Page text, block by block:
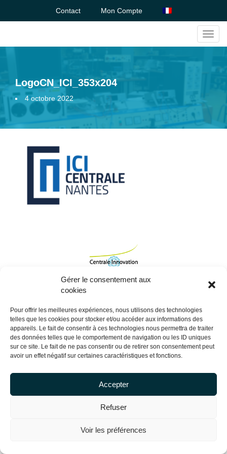
Gérer le consentement aux
cookies
Pour offrir les meilleures expériences, nous utilisons des technologies
telles que les cookies pour stocker et/ou accéder aux informations des
appareils. Le fait de consentir à ces technologies nous permettra de traiter
des données telles que le comportement de navigation ou les ID uniques
sur ce site. Le fait de ne pas consentir ou de retirer son consentement peut
avoir un effet négatif sur certaines caractéristiques et fonctions.
Accepter
Refuser
Voir les préférences
Contact Mon Compte
LogoCN_ICI_353x204
4 octobre 2022
Copyright Centrale Innovation © 2026 |Mentions légales